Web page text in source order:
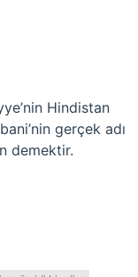
Hindistan
gerçek adı
demektir.